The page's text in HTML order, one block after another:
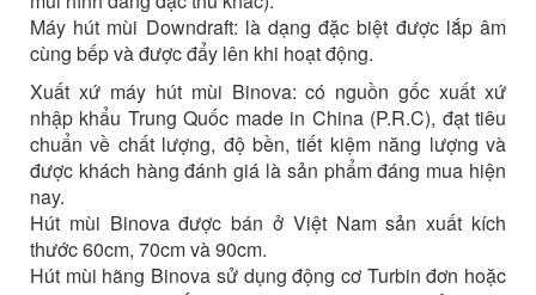
Máy hút mùi Downdraft: là dạng đặc biệt được lắp âm
cùng bếp và được đẩy lên khi hoạt động.
Xuất xứ máy hút mùi Binova: có nguồn gốc xuất xứ
nhập khẩu Trung Quốc made in China (P.R.C), đạt tiêu
chuẩn về chất lượng, độ bền, tiết kiệm năng lượng và
được khách hàng đánh giá là sản phẩm đáng mua hiện
nay.
Hút mùi Binova được bán ở Việt Nam sản xuất kích
thước 60cm, 70cm và 90cm.
Hút mùi hãng Binova sử dụng động cơ Turbin đơn hoặc